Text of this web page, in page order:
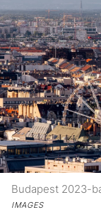
Budapest 2023-
IMAGES